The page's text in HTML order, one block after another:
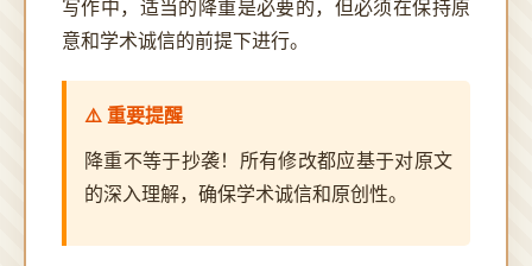
写作中，适当的降重是必要的，但必须在保持原
意和学术诚信的前提下进行。
⚠️ 重要提醒
降重不等于抄袭！所有修改都应基于对原文
的深入理解，确保学术诚信和原创性。